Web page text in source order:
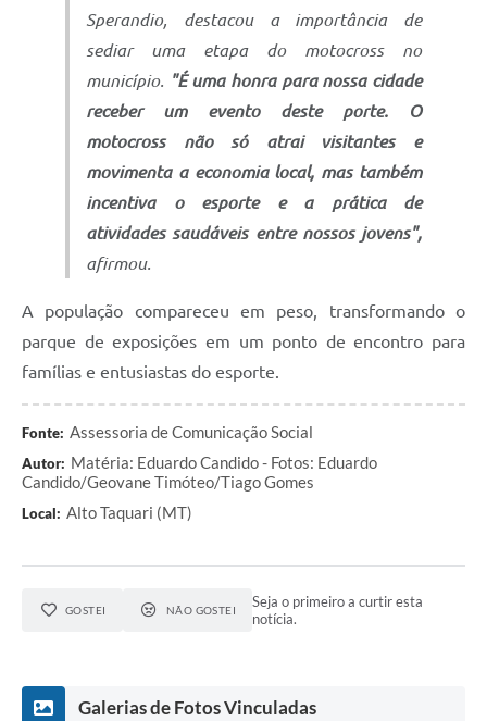
Sperandio, destacou a importância de
sediar uma etapa do motocross no
município.
"É uma honra para nossa cidade
receber um evento deste porte. O
motocross não só atrai visitantes e
movimenta a economia local, mas também
incentiva o esporte e a prática de
atividades saudáveis entre nossos jovens",
afirmou.
A população compareceu em peso, transformando o
parque de exposições em um ponto de encontro para
famílias e entusiastas do esporte.
Fonte: Assessoria de Comunicação Social
Autor: Matéria: Eduardo Candido - Fotos: Eduardo
Candido/Geovane Timóteo/Tiago Gomes
Local: Alto Taquari (MT)
GOSTEI NÃO GOSTEI
Seja o primeiro a curtir esta
notícia.
Galerias de Fotos Vinculadas